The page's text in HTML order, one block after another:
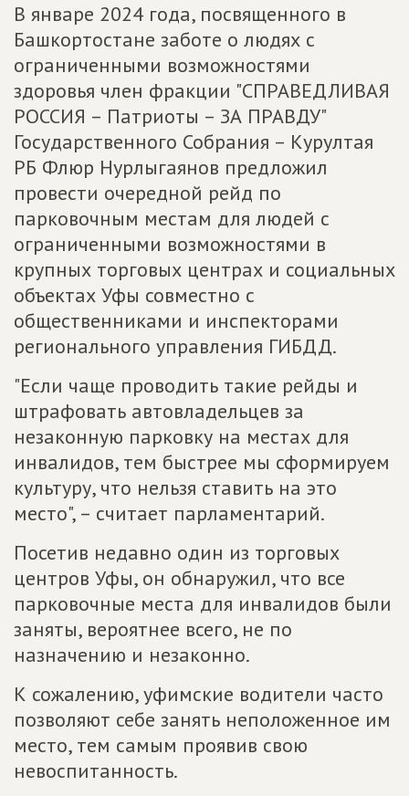
В январе 2024 года, посвященного в
Башкортостане заботе о людях с
ограниченными возможностями
здоровья член фракции "СПРАВЕДЛИВАЯ
РОССИЯ – Патриоты – ЗА ПРАВДУ"
Государственного Собрания – Курултая
РБ Флюр Нурлыгаянов предложил
провести очередной рейд по
парковочным местам для людей с
ограниченными возможностями в
крупных торговых центрах и социальных
объектах Уфы совместно с
общественниками и инспекторами
регионального управления ГИБДД.
"Если чаще проводить такие рейды и
штрафовать автовладельцев за
незаконную парковку на местах для
инвалидов, тем быстрее мы сформируем
культуру, что нельзя ставить на это
место", – считает парламентарий.
Посетив недавно один из торговых
центров Уфы, он обнаружил, что все
парковочные места для инвалидов были
заняты, вероятнее всего, не по
назначению и незаконно.
К сожалению, уфимские водители часто
позволяют себе занять неположенное им
место, тем самым проявив свою
невоспитанность.